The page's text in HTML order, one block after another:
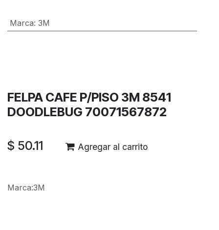
Marca: 3M
FELPA CAFE P/PISO 3M 8541
DOODLEBUG 70071567872
$ 50.11 Agregar al carrito
Marca:3M